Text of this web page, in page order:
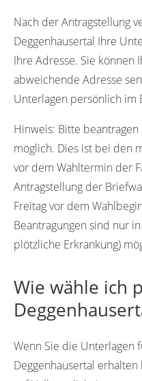
Nach der Antragstellung
Deggenhausertal Ihre
Ihre Adresse. Sie können
abweichende Adresse
Unterlagen persönlich im
Hinweis: Bitte
möglich. Dies ist bei den
vor dem Wahltermin der
Antragstellung der
Freitag vor dem
Beantragungen sind nur
plötzliche Erkrankung)
Wie wähle ich
Wenn Sie die Unterlagen
Deggenhausertal